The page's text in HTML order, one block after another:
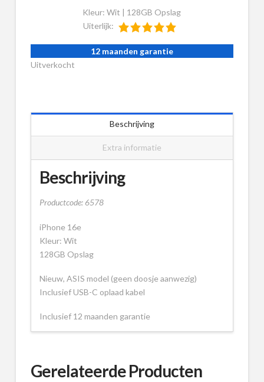
€719,00.
€589,00.
Kleur: Wit | 128GB Opslag
Uiterlijk:
12 maanden garantie
Uitverkocht
Beschrijving
Extra informatie
Beschrijving
Productcode: 6578
iPhone 16e
Kleur: Wit
128GB Opslag
Nieuw, ASIS model (geen doosje aanwezig)
Inclusief USB-C oplaad kabel
Inclusief 12 maanden garantie
Gerelateerde Producten